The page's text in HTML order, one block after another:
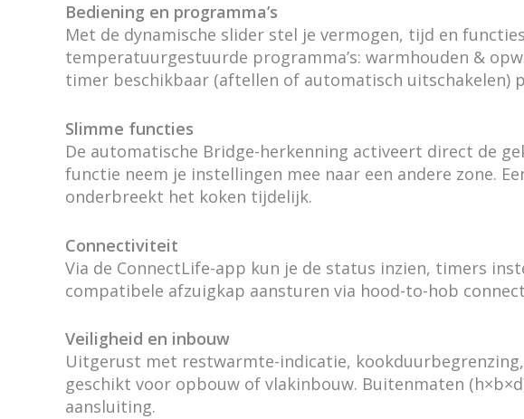
Bediening en programma’s
Met de dynamische slider stel je vermogen, tijd en
temperatuurgestuurde programma’s: warmhouden &
timer beschikbaar (aftellen of automatisch uitschakelen)
Slimme functies
De automatische Bridge-herkenning activeert direct de
functie neem je instellingen mee naar een andere zone.
onderbreekt het koken tijdelijk.
Connectiviteit
Via de ConnectLife-app kun je de status inzien, timers
compatibele afzuigkap aansturen via hood-to-hob
Veiligheid en inbouw
Uitgerust met restwarmte-indicatie,
geschikt voor opbouw of vlakinbouw. Buitenmaten
aansluiting.